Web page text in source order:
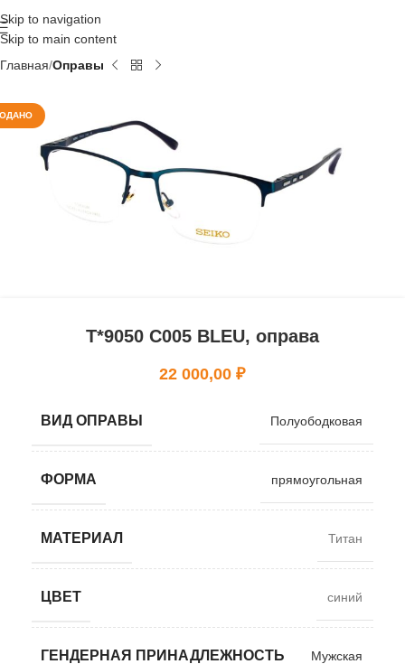
Skip to navigation
Skip to main content
Главная Оправы
T*9050 C005 BLEU, оправа
22 000,00 ₽
ВИД ОПРАВЫ Полуободковая
ФОРМА прямоугольная
МАТЕРИАЛ Титан
ЦВЕТ синий
ГЕНДЕРНАЯ ПРИНАДЛЕЖНОСТЬ Мужская